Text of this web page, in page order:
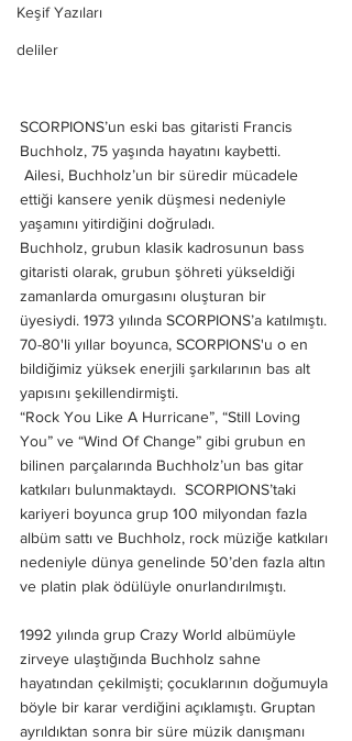
Keşif Yazıları
deliler
SCORPIONS’un eski bas gitaristi Francis
Buchholz, 75 yaşında hayatını kaybetti.
Ailesi, Buchholz’un bir süredir mücadele
ettiği kansere yenik düşmesi nedeniyle
yaşamını yitirdiğini doğruladı.
Buchholz, grubun klasik kadrosunun bass
gitaristi olarak, grubun şöhreti yükseldiği
zamanlarda omurgasını oluşturan bir
üyesiydi. 1973 yılında SCORPIONS’a katılmıştı.
70-80'li yıllar boyunca, SCORPIONS'u o en
bildiğimiz yüksek enerjili şarkılarının bas alt
yapısını şekillendirmişti.
“Rock You Like A Hurricane”, “Still Loving
You” ve “Wind Of Change” gibi grubun en
bilinen parçalarında Buchholz’un bas gitar
katkıları bulunmaktaydı.  SCORPIONS’taki
kariyeri boyunca grup 100 milyondan fazla
albüm sattı ve Buchholz, rock müziğe katkıları
nedeniyle dünya genelinde 50’den fazla altın
ve platin plak ödülüyle onurlandırılmıştı.
1992 yılında grup Crazy World albümüyle
zirveye ulaştığında Buchholz sahne
hayatından çekilmişti; çocuklarının doğumuyla
böyle bir karar verdiğini açıklamıştı. Gruptan
ayrıldıktan sonra bir süre müzik danışmanı